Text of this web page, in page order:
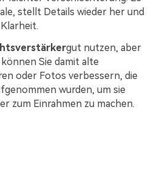
stellt Details wieder her und
gut nutzen, aber
Sie damit alte
oder Fotos verbessern, die
wurden, um sie
zum Einrahmen zu machen.